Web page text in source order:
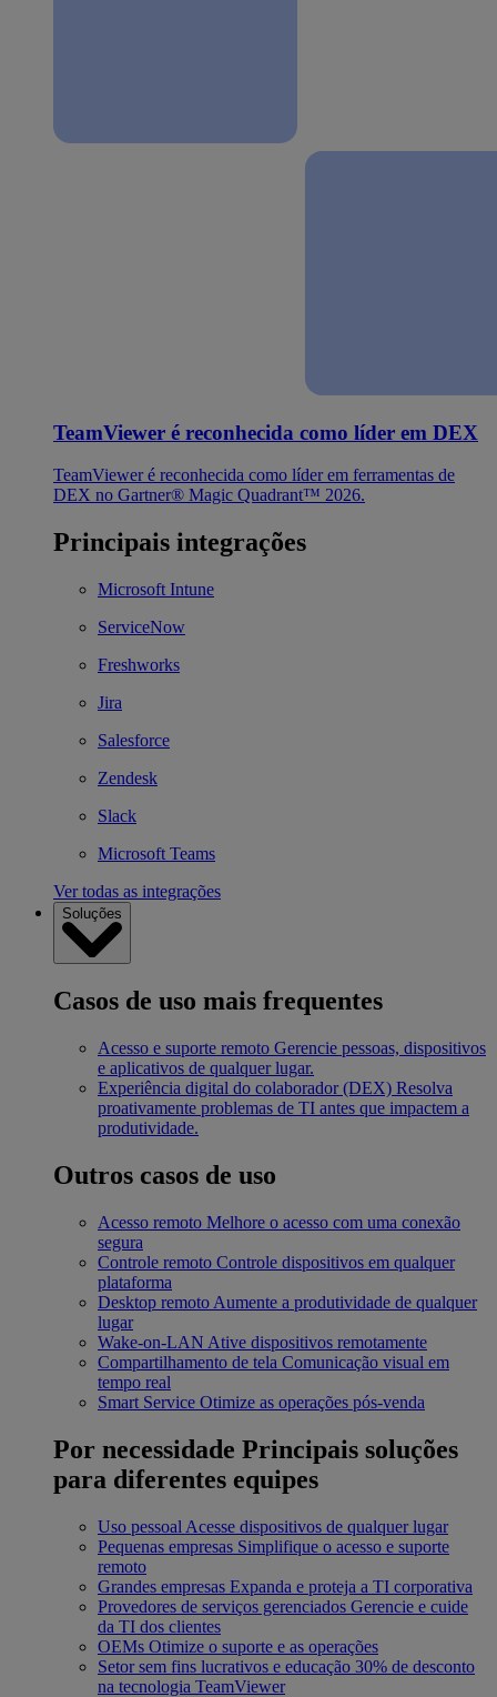
TeamViewer é reconhecida como líder em DEX
TeamViewer é reconhecida como líder em ferramentas de
DEX no Gartner® Magic Quadrant™ 2026.
Principais integrações
Microsoft Intune
ServiceNow
Freshworks
Jira
Salesforce
Zendesk
Slack
Microsoft Teams
Ver todas as integrações
Soluções
Casos de uso mais frequentes
Acesso e suporte remoto Gerencie pessoas, dispositivos
e aplicativos de qualquer lugar.
Experiência digital do colaborador (DEX) Resolva
proativamente problemas de TI antes que impactem a
produtividade.
Outros casos de uso
Acesso remoto Melhore o acesso com uma conexão
segura
Controle remoto Controle dispositivos em qualquer
plataforma
Desktop remoto Aumente a produtividade de qualquer
lugar
Wake-on-LAN Ative dispositivos remotamente
Compartilhamento de tela Comunicação visual em
tempo real
Smart Service Otimize as operações pós-venda
Por necessidade Principais soluções
para diferentes equipes
Uso pessoal Acesse dispositivos de qualquer lugar
Pequenas empresas Simplifique o acesso e suporte
remoto
Grandes empresas Expanda e proteja a TI corporativa
Provedores de serviços gerenciados Gerencie e cuide
da TI dos clientes
OEMs Otimize o suporte e as operações
Setor sem fins lucrativos e educação 30% de desconto
na tecnologia TeamViewer